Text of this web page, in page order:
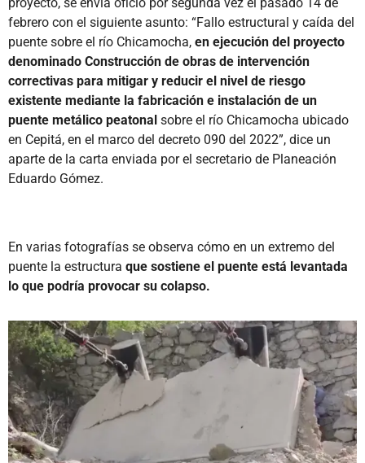
febrero con el siguiente asunto: “Fallo estructural y caída del
puente sobre el río Chicamocha, en ejecución del proyecto
denominado Construcción de obras de intervención
correctivas para mitigar y reducir el nivel de riesgo
existente mediante la fabricación e instalación de un
puente metálico peatonal sobre el río Chicamocha ubicado
en Cepitá, en el marco del decreto 090 del 2022”, dice un
aparte de la carta enviada por el secretario de Planeación
Eduardo Gómez.
En varias fotografías se observa cómo en un extremo del
puente la estructura que sostiene el puente está levantada
lo que podría provocar su colapso.